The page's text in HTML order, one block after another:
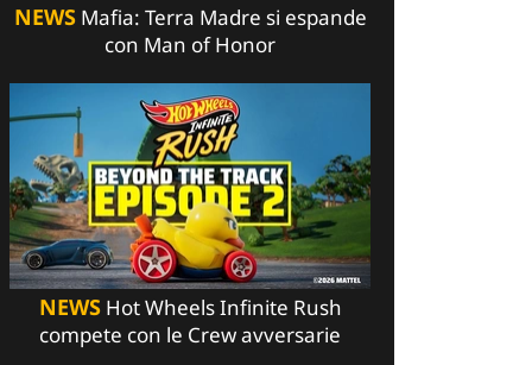
NEWSMafia: Terra Madre si espande
con Man of Honor
NEWSHot Wheels Infinite Rush
compete con le Crew avversarie